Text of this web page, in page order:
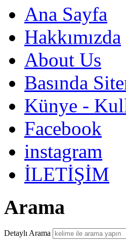
Ana Sayfa
Hakkımızda
About Us
Basında
Künye -
Facebook
instagram
İLETİŞİM
Arama
Detaylı Arama